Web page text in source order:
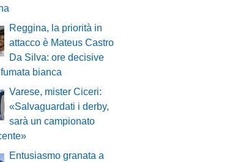
Reggina, la priorità in
attacco è Mateus Castro
Da Silva: ore decisive
bianca
Varese, mister Ciceri:
«Salvaguardati i derby,
sarà un campionato
Entusiasmo granata a